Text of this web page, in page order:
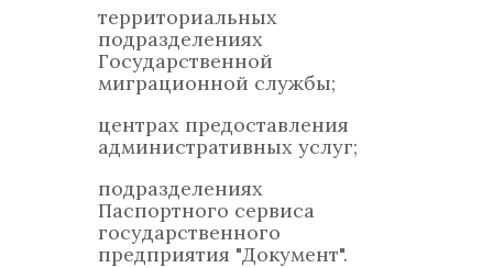
территориальных
подразделениях
Государственной
миграционной службы;
центрах предоставления
административных услуг;
подразделениях
Паспортного сервиса
государственного
предприятия "Документ".